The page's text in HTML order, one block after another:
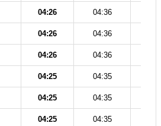
04:26 04:36
04:26 04:36
04:26 04:36
04:25 04:35
04:25 04:35
04:25 04:35